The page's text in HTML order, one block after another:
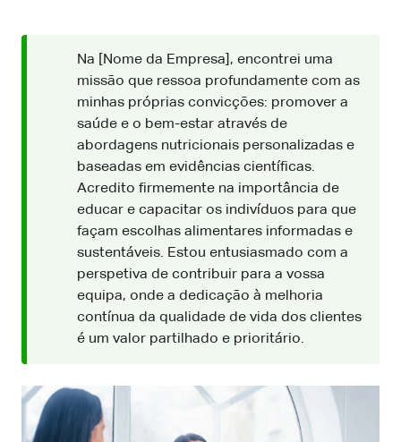
Na [Nome da Empresa], encontrei uma
missão que ressoa profundamente com as
minhas próprias convicções: promover a
saúde e o bem-estar através de
abordagens nutricionais personalizadas e
baseadas em evidências científicas.
Acredito firmemente na importância de
educar e capacitar os indivíduos para que
façam escolhas alimentares informadas e
sustentáveis. Estou entusiasmado com a
perspetiva de contribuir para a vossa
equipa, onde a dedicação à melhoria
contínua da qualidade de vida dos clientes
é um valor partilhado e prioritário.